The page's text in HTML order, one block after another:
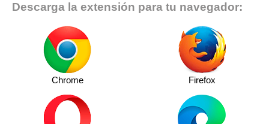
Descarga la extensión para tu navegador:
Chrome Firefox